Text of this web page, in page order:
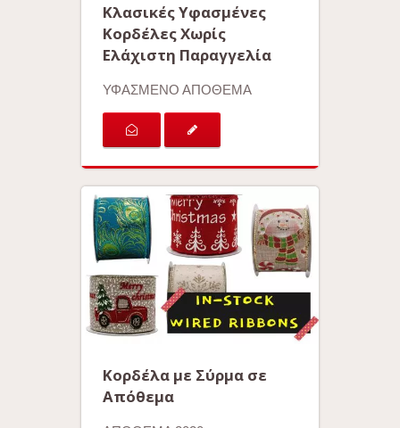
Κλασικές Υφασμένες
Κορδέλες Χωρίς
Ελάχιστη Παραγγελία
ΥΦΑΣΜΕΝΟ ΑΠΟΘΕΜΑ
Κορδέλα με Σύρμα σε
Απόθεμα